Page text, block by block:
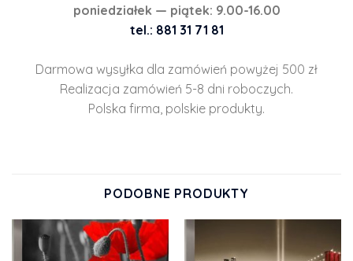
poniedziałek — piątek: 9.00-16.00
tel.: 881 31 71 81
Darmowa wysyłka dla zamówień powyżej 500 zł
Realizacja zamówień 5-8 dni roboczych.
Polska firma, polskie produkty.
PODOBNE PRODUKTY